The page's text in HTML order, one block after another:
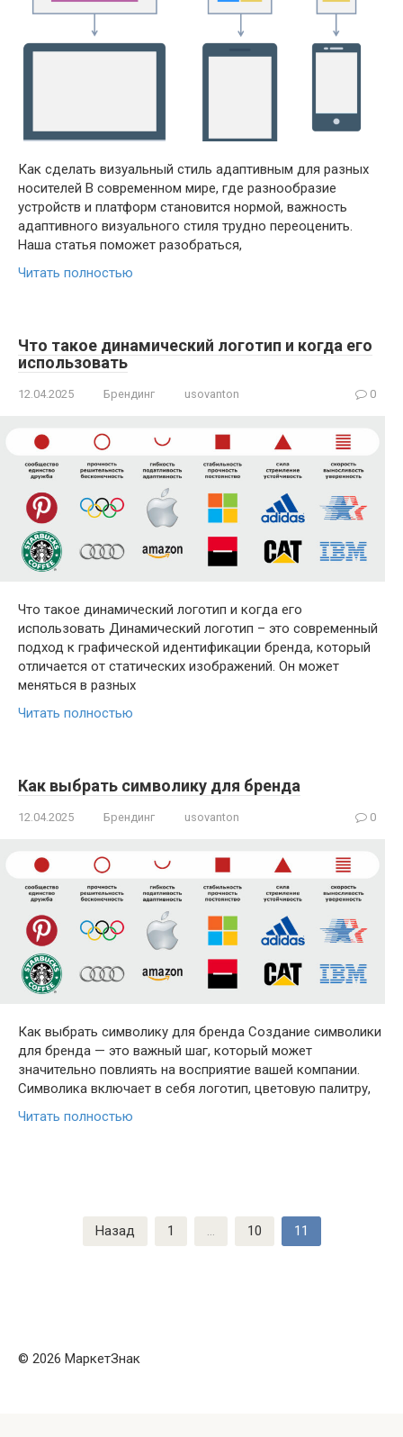
Как сделать визуальный стиль адаптивным для разных
носителей В современном мире, где разнообразие
устройств и платформ становится нормой, важность
адаптивного визуального стиля трудно переоценить.
Наша статья поможет разобраться,
Читать полностью
Что такое динамический логотип и когда его
использовать
12.04.2025 Брендинг usovanton 0
Что такое динамический логотип и когда его
использовать Динамический логотип – это современный
подход к графической идентификации бренда, который
отличается от статических изображений. Он может
меняться в разных
Читать полностью
Как выбрать символику для бренда
12.04.2025 Брендинг usovanton 0
Как выбрать символику для бренда Создание символики
для бренда — это важный шаг, который может
значительно повлиять на восприятие вашей компании.
Символика включает в себя логотип, цветовую палитру,
Читать полностью
Назад 1 … 10 11
© 2026 МаркетЗнак